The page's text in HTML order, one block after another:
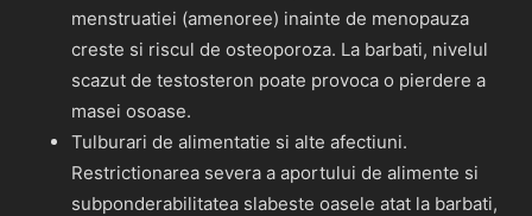
menstruatiei (amenoree) inainte de menopauza
creste si riscul de osteoporoza. La barbati, nivelul
scazut de testosteron poate provoca o pierdere a
masei osoase.
Tulburari de alimentatie si alte afectiuni.
Restrictionarea severa a aportului de alimente si
subponderabilitatea slabeste oasele atat la barbati,